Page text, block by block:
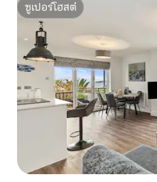
ซูเปอร์โฮสต์
ซูเปอร์โฮสต์